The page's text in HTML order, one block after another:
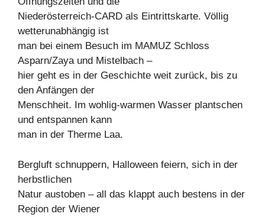
Niederösterreich-CARD als Eintrittskarte. Völlig
wetterunabhängig ist
man bei einem Besuch im MAMUZ Schloss
Asparn/Zaya und Mistelbach –
hier geht es in der Geschichte weit zurück, bis zu
den Anfängen der
Menschheit. Im wohlig-warmen Wasser plantschen
und entspannen kann
man in der Therme Laa.
Bergluft schnuppern, Halloween feiern, sich in der
herbstlichen
Natur austoben – all das klappt auch bestens in der
Region der Wiener